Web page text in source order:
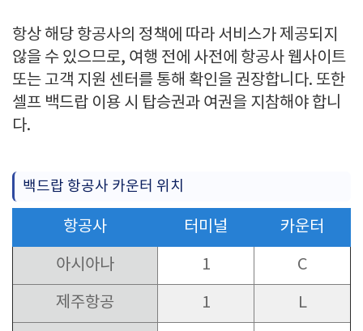
항상 해당 항공사의 정책에 따라 서비스가 제공되지
않을 수 있으므로, 여행 전에 사전에 항공사 웹사이트
또는 고객 지원 센터를 통해 확인을 권장합니다. 또한
셀프 백드랍 이용 시 탑승권과 여권을 지참해야 합니
다.
백드랍 항공사 카운터 위치
항공사 터미널 카운터
아시아나 1 C
제주항공 1 L